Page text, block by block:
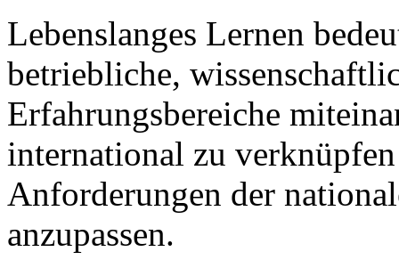
Lebenslanges Lernen
betriebliche,
Erfahrungsbereiche
international zu
Anforderungen der
anzupassen.